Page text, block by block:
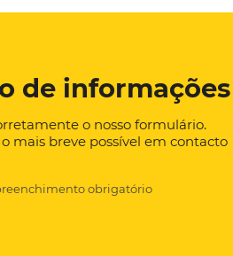
de informações
o nosso formulário.
mais breve possível em contacto
obrigatório